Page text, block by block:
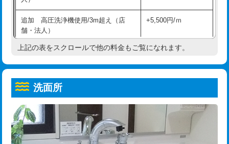
コンクリート斫り（厚さ10㎝超え）
モルタル補修（厚さ10㎝まで） 27,500円
モルタル補修（厚さ10㎝超え） 38,500円
洗面台設置 38,500円
追加人工
廃棄・処分 現場見積
※給水管工事は20mmまでの価格です。
給水管工事※（ホール加工)
給水管工事※（バンド止め) 3,300円
給水管工事※（支持金具設置) 5,500円
給水管工事※（保温材使用（バンド止
め込み）)
5,500円
給水管工事※（土の掘削・埋め戻し作
業)
11,000円
給水管工事※（塩ビ管（VP・HI）使
用/3ｍまで)
33,000円
追加 高圧洗浄機使用/3m超え（店
舗・法人）
+5,500円/ｍ
高度高圧洗浄換 現地調査
トーラー機使用/3mまで
追加トーラー機使用/3m超え +3,300円
カメラ調査 33,000円
上記の表をスクロールで他の料金もご覧になれます。
洗面所